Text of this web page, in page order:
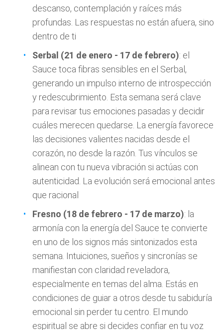
descanso, contemplación y raíces más
profundas. Las respuestas no están afuera, sino
dentro de ti
Serbal (21 de enero - 17 de febrero): el
Sauce toca fibras sensibles en el Serbal,
generando un impulso interno de introspección
y redescubrimiento. Esta semana será clave
para revisar tus emociones pasadas y decidir
cuáles merecen quedarse. La energía favorece
las decisiones valientes nacidas desde el
corazón, no desde la razón. Tus vínculos se
alinean con tu nueva vibración si actúas con
autenticidad. La evolución será emocional antes
que racional
Fresno (18 de febrero - 17 de marzo): la
armonía con la energía del Sauce te convierte
en uno de los signos más sintonizados esta
semana. Intuiciones, sueños y sincronías se
manifiestan con claridad reveladora,
especialmente en temas del alma. Estás en
condiciones de guiar a otros desde tu sabiduría
emocional sin perder tu centro. El mundo
espiritual se abre si decides confiar en tu voz